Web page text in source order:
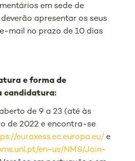
em sede de
apresentar os seus
mail no prazo de 10 dias
e forma de
candidatura:
de 9 a 23 (até às
de 2022 e encontra-se
euraxess.ec.europa.eu/ e
en-us/NMS/Join-